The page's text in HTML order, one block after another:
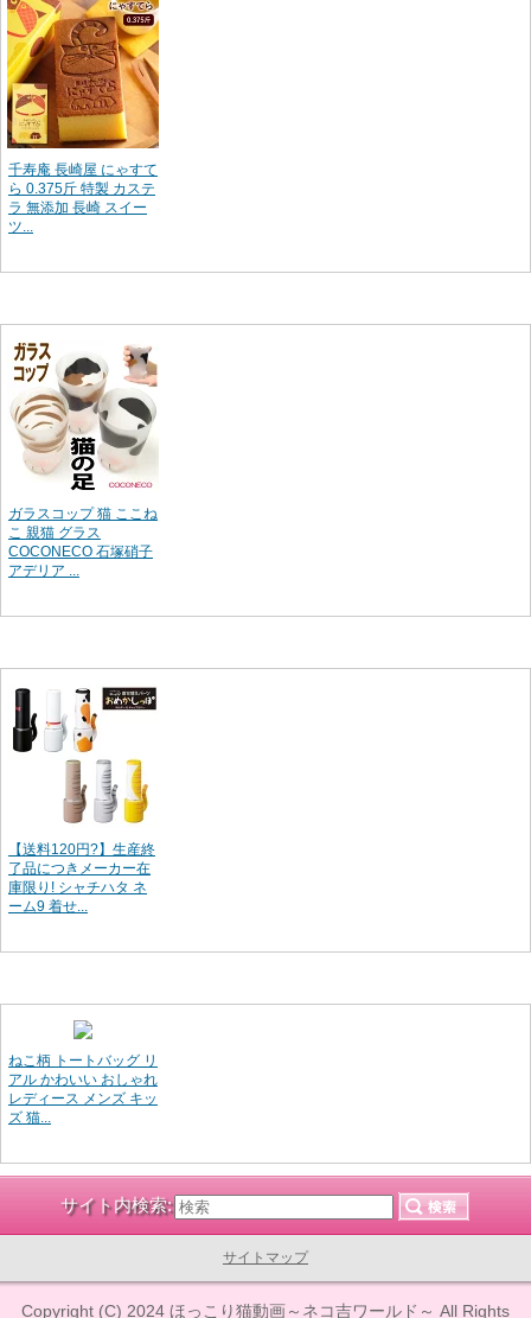
千寿庵 長崎屋 にゃすて
ら 0.375斤 特製 カステ
ラ 無添加 長崎 スイー
ツ...
ガラスコップ 猫 ここね
こ 親猫 グラス
COCONECO 石塚硝子
アデリア ...
【送料120円?】生産終
了品につきメーカー在
庫限り! シャチハタ ネ
ーム9 着せ...
ねこ柄 トートバッグ リ
アル かわいい おしゃれ
レディース メンズ キッ
ズ 猫...
サイト内検索:
サイトマップ
Copyright (C) 2024 ほっこり猫動画～ネコ吉ワールド～ All Rights